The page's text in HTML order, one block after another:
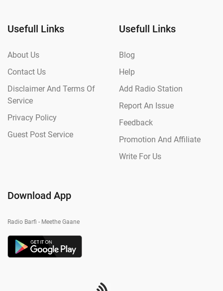
Usefull Links
About Us
Contact Us
Disclaimer And Terms Of
Service
Privacy Policy
Guest Post Service
Usefull Links
Blog
Help
Add Radio Station
Report An Issue
Feedback
Promotion And Affiliate
Write For Us
Download App
Radio Barfi - Meethe Gaane